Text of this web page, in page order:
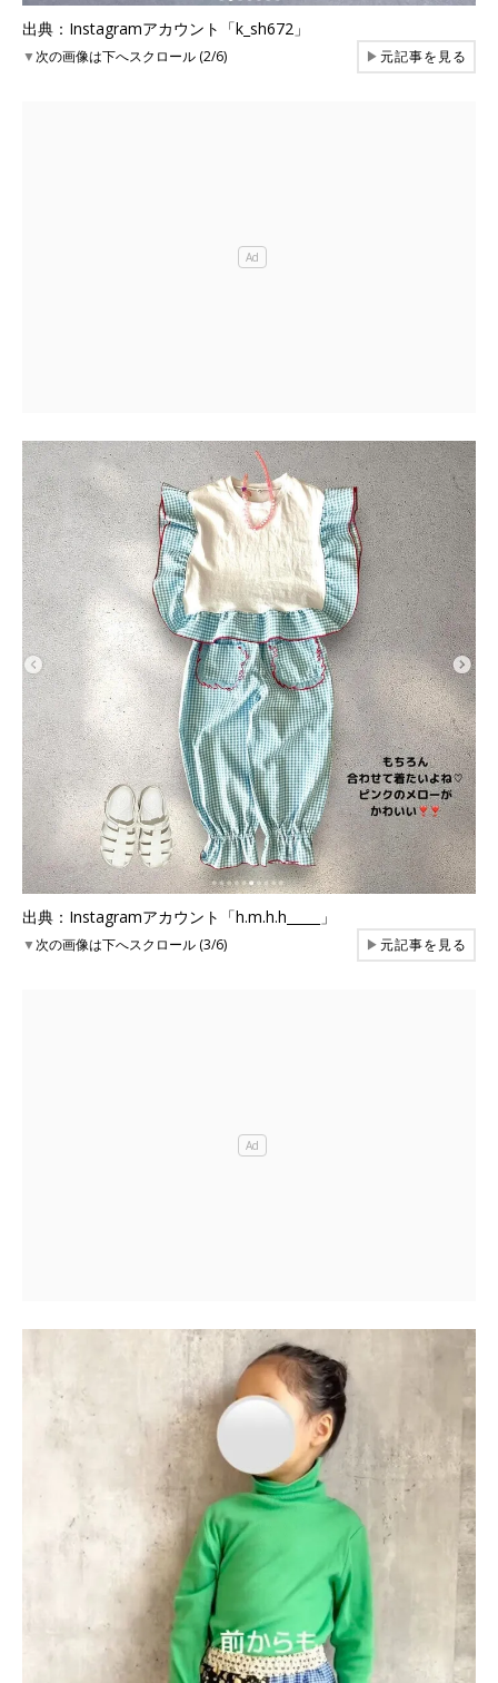
出典：Instagramアカウント「k_sh672」
▼次の画像は下へスクロール (2/6) ▶元記事を見る
出典：Instagramアカウント「h.m.h.h_____」
▼次の画像は下へスクロール (3/6) ▶元記事を見る